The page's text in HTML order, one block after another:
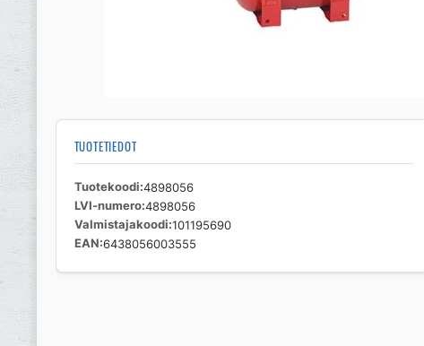
TUOTETIEDOT
Tuotekoodi 4898056
LVI-numero 4898056
Valmistajakoodi 101195690
EAN 6438056003555